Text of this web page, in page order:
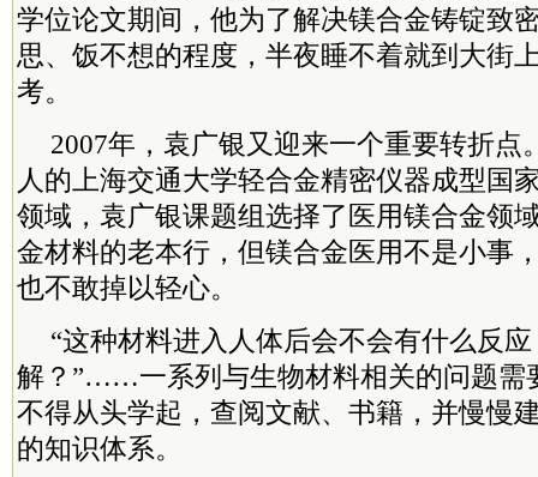
学位论文期间，他为了解决镁合金铸锭致
思、饭不想的程度，半夜睡不着就到大街
考。
2007年，袁广银又迎来一个重要转折点
人的上海交通大学轻合金精密仪器成型国
领域，袁广银课题组选择了医用镁合金领
金材料的老本行，但镁合金医用不是小事
也不敢掉以轻心。
“这种材料进入人体后会不会有什么反应
解？”……一系列与生物材料相关的问题需
不得从头学起，查阅文献、书籍，并慢慢
的知识体系。